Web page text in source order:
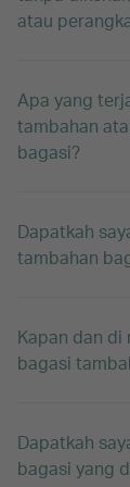
atau
Apa yang
tambahan
bagasi?
Dapatkah
tambahan
Kapan dan di
bagasi
Dapatkah
bagasi yang